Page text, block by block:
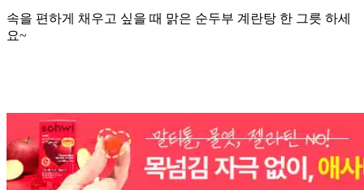
속을 편하게 채우고 싶을 때 맑은 순두부 계란탕 한 그릇 하세
요~